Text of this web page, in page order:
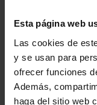
Esta página web
Las cookies de
y se usan para
ofrecer funciones
Además,
haga del sitio web
últimas noticias y
Email
He leído y acepto la